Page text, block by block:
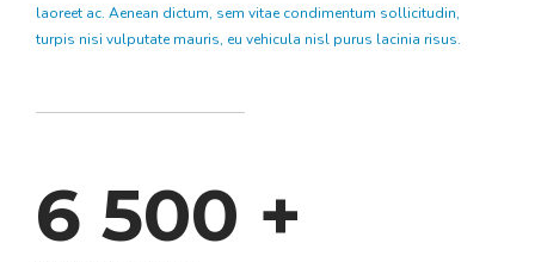
laoreet ac. Aenean dictum, sem vitae condimentum sollicitudin,
turpis nisi vulputate mauris, eu vehicula nisl purus lacinia risus.
6 500 +